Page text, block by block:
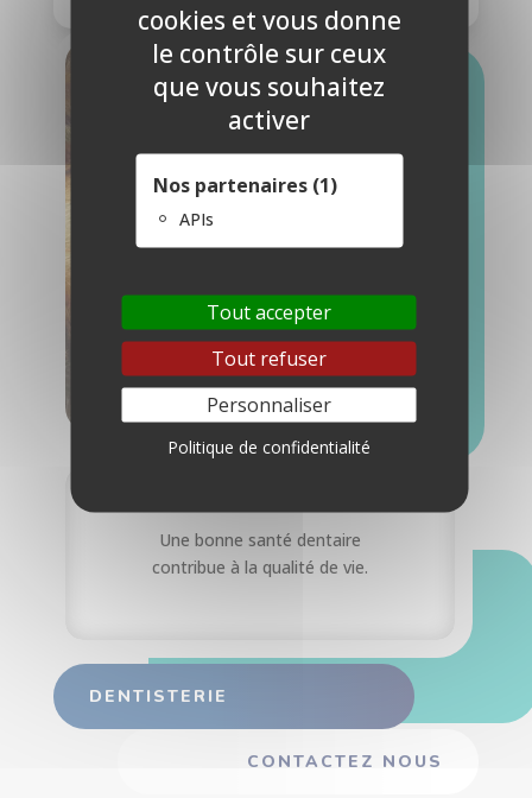
cookies et vous donne
le contrôle sur ceux
que vous souhaitez
activer
Nos partenaires (1)
APIs
Tout accepter
Tout refuser
Personnaliser
Politique de confidentialité
Une bonne santé dentaire
contribue à la qualité de vie.

DENTISTERIE
CONTACTEZ NOUS